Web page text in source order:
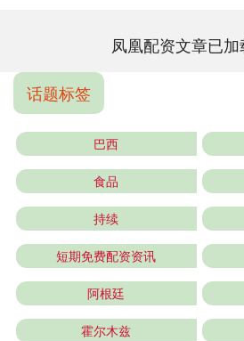
凤凰配资文章已
话题标签
巴西
食品
持续
短期免费配资资讯
阿根廷
霍尔木兹